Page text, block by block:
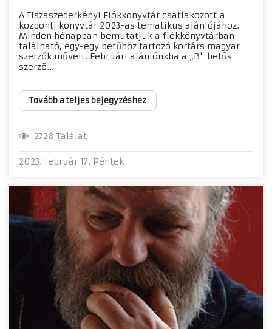
A Tiszaszederkényi Fiókkönyvtár csatlakozott a
központi könyvtár 2023-as tematikus ajánlójához.
Minden hónapban bemutatjuk a fiókkönyvtárban
található, egy-egy betűhöz tartozó kortárs magyar
szerzők műveit. Februári ajánlónkba a „B" betűs
szerző...
Tovább a teljes bejegyzéshez
2728 Találat
2023. február 17. Péntek